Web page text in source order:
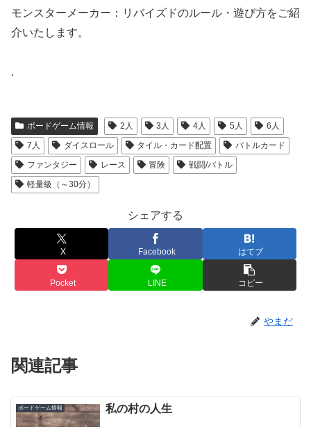
モンスターメーカー：リバイズドのルール・遊び方をご紹
介いたします。
.
ボードゲーム情報 2人 3人 4人 5人
6人
7人
ダイスロール タイル・カード配置
バトルカード
ファンタジー
レース 冒険
戦闘/バトル
軽量級（～30分）
シェアする
X Facebook はてブ
Pocket LINE コピー
やまだ
関連記事
ボードゲーム情報 私の村の人生